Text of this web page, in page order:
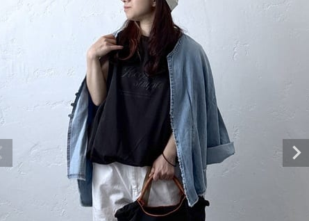
スウェット・パーカー
ニット
その他のパンツ
デニムパンツ
ロング・マキシ丈
その他スカート
コート
すべて見る
ニット
タンクトップ・キャミソール
デニムパンツ
その他のパンツ
ジャケット